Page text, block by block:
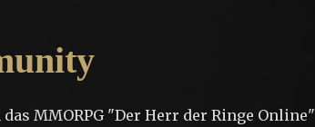
MMORPG "Der Herr der Ringe Online"